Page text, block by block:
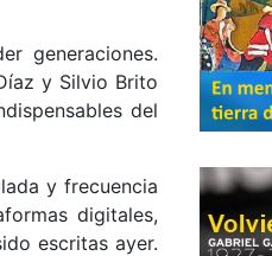
generaciones.
y Silvio Brito
del
y frecuencia
digitales,
escritas ayer.